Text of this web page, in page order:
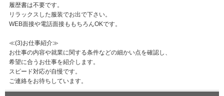
履歴書は不要です。
リラックスした服装でお出で下さい。
WEB面接や電話面接ももちろんOKです。
≪(3)お仕事紹介≫
お仕事の内容や就業に関する条件などの細かい点を確認し、
希望に合うお仕事を紹介します。
スピード対応が自慢です。
ご連絡をお待ちしています。